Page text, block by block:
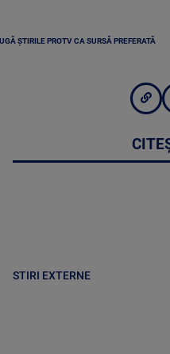
ȘTIRILE PROTV CA SURSĂ PREFERATĂ
STIRI EXTERNE